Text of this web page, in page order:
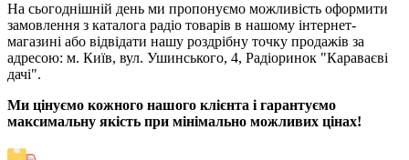
На сьогоднішній день ми пропонуємо можливість оформити
замовлення з каталога радіо товарів в нашому інтернет-
магазині або відвідати нашу роздрібну точку продажів за
адресою: м. Київ, вул. Ушинського, 4, Радіоринок "Караваєві
дачі".
Ми цінуємо кожного нашого клієнта і гарантуємо
максимальну якість при мінімально можливих цінах!